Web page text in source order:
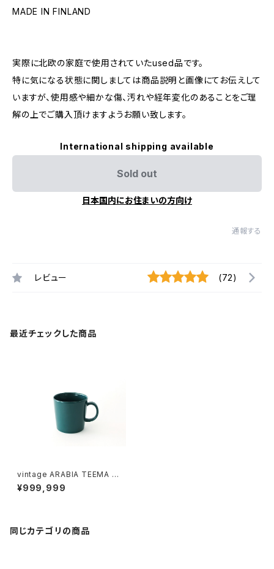
MADE IN FINLAND
実際に北欧の家庭で使用されていたused品です。
特に気になる状態に関しましては商品説明と画像にてお伝えして
いますが、使用感や細かな傷、汚れや経年変化のあることをご理
解の上でご購入頂けますようお願い致します。
International shipping available
Sold out
日本国内にお住まいの方向け
通報する
レビュー (72)
最近チェックした商品
vintage ARABIA TEEMA mu
g green / ヴィンテージ アラビ
ア ティーマ マグカップ グリーン
¥999,999
同じカテゴリの商品